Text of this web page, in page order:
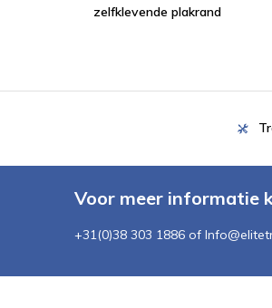
zelfklevende plakrand
Voor meer informatie
+31(0)38 303 1886 of